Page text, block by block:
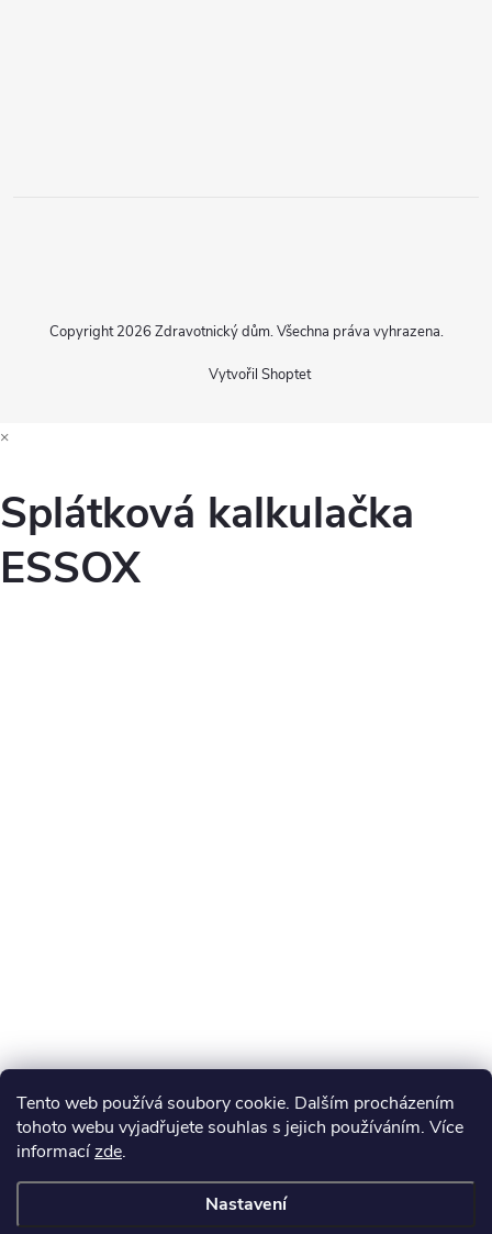
Tento web používá soubory cookie. Dalším procházením
tohoto webu vyjadřujete souhlas s jejich používáním. Více
informacízde.
Nastavení
Vytvořil Shoptet
Copyright 2026 Zdravotnický dům. Všechna práva vyhrazena.
×
Splátková kalkulačka
ESSOX